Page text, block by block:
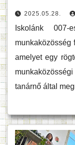
2025.05.28.
Iskolánk
munkaközösség
amelyet egy
tanárnő által